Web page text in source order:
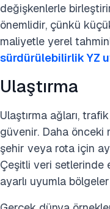
değişkenlerle
önemlidir, çünkü
maliyetle yerel
sürdürülebilirlik YZ
Ulaştırma
Ulaştırma ağları, trafik
güvenir. Daha önceki
şehir veya rota için
Çeşitli veri setlerinde
ayarlı uyumla